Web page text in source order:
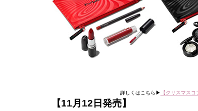
詳しくはこちら▶︎
【クリスマス
【11月12日発売】